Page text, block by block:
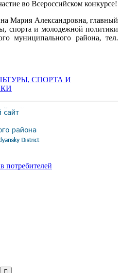
во Всероссийском конкурсе!
Мария Александровна, главный
спорта и молодежной политики
муниципального района, тел.
СПОРТА И
потребителей